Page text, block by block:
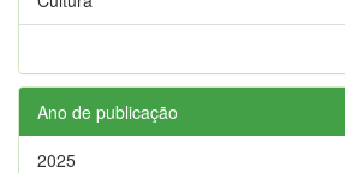
Ano de publicação
2025